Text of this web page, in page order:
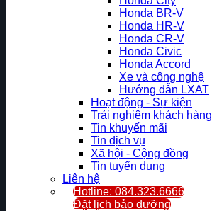
Honda BR-V
Honda HR-V
Honda CR-V
Honda Civic
Honda Accord
Xe và công nghệ
Hướng dẫn LXAT
Hoạt động - Sự kiện
Trải nghiệm khách hàng
Tin khuyến mãi
Tin dịch vụ
Xã hội - Cộng đồng
Tin tuyển dụng
Liên hệ
Hotline: 084.323.6666
Đặt lịch bảo dưỡng